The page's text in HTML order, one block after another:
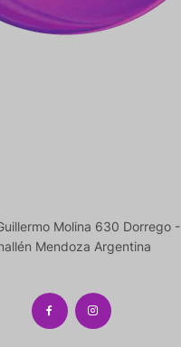
Molina 630 Dorrego -
Mendoza Argentina